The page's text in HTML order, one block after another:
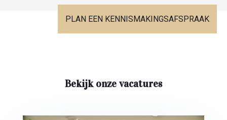
PLAN EEN KENNISMAKINGSAFSPRAAK
Bekijk onze vacatures